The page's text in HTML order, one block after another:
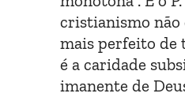
cristianismo não
mais perfeito de
é a caridade
imanente de